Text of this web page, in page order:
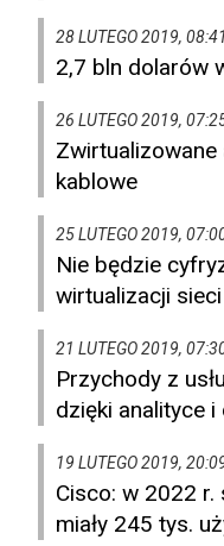
28 LUTEGO 2019, 08:41
2,7 bln dolarów
26 LUTEGO 2019,
kablowe
25 LUTEGO 2019,
Nie będzie
wirtualizacji sieci
21 LUTEGO 2019,
Przychody z
dzięki analityce i
19 LUTEGO 2019,
Cisco: w 2022 r.
miały 245 tys.